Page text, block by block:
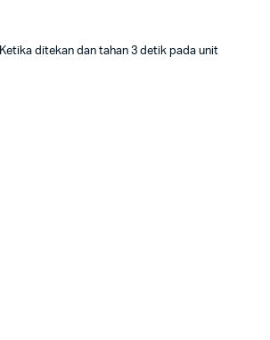
Ketika ditekan dan tahan 3 detik pada unit